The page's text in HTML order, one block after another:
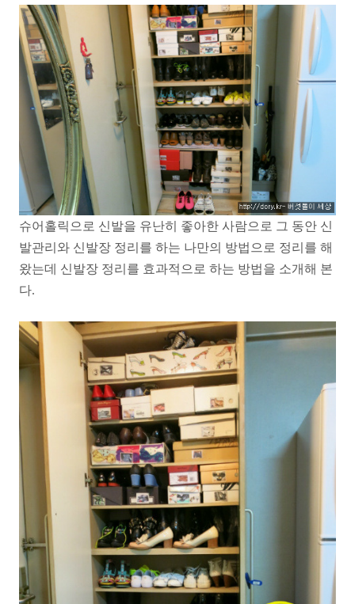
슈어홀릭으로 신발을 유난히 좋아한 사람으로 그 동안 신
발관리와 신발장 정리를 하는 나만의 방법으로 정리를 해
왔는데 신발장 정리를 효과적으로 하는 방법을 소개해 본
다.